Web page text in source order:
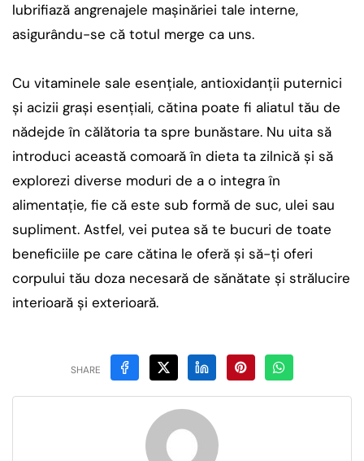
lubrifiază angrenajele mașinăriei tale interne,
asigurându-se că totul merge ca uns.
Cu vitaminele sale esențiale, antioxidanții puternici
și acizii grași esențiali, cătina poate fi aliatul tău de
nădejde în călătoria ta spre bunăstare. Nu uita să
introduci această comoară în dieta ta zilnică și să
explorezi diverse moduri de a o integra în
alimentație, fie că este sub formă de suc, ulei sau
supliment. Astfel, vei putea să te bucuri de toate
beneficiile pe care cătina le oferă și să-ți oferi
corpului tău doza necesară de sănătate și strălucire
interioară și exterioară.
SHARE